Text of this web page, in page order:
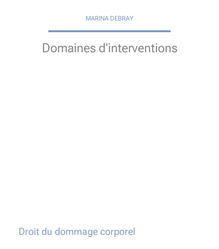
MARINA DEBRAY
Domaines d'interventions
Droit du dommage corporel